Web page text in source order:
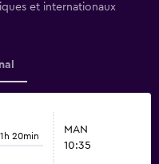
et internationaux
1h 20min
MAN
10:35